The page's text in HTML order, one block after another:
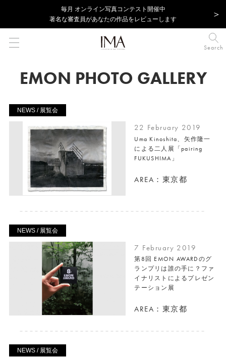
毎⽉ オンライン写真コンテスト開催中
著名な審査員があなたの作品をレビューします
Search
EMON PHOTO GALLERY
NEWS / 展覧会
22 February 2019
Uma Kinoshita、矢作隆一
による二人展「pairing
FUKUSHIMA」
AREA：東京都
NEWS / 展覧会
7 February 2019
第8回 EMON AWARDのグ
ランプリは誰の手に？ファ
イナリストによるプレゼン
テーション展
AREA：東京都
NEWS / 展覧会